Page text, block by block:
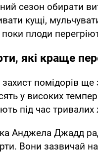
сезон обирати
кущі,
поки плоди
які краще
помідорів
у високих
під час тривалих
Анджела Джадд
Вони зазвичай